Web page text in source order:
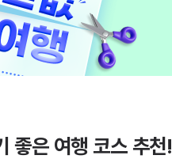
좋은 여행 코스 추천!